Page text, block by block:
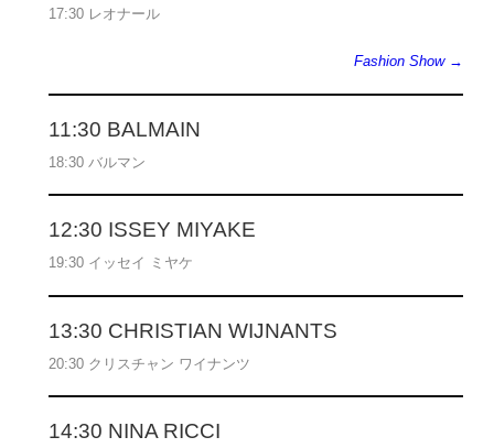
17:30 レオナール
Fashion Show →
11:30 BALMAIN
18:30 バルマン
12:30 ISSEY MIYAKE
19:30 イッセイ ミヤケ
13:30 CHRISTIAN WIJNANTS
20:30 クリスチャン ワイナンツ
14:30 NINA RICCI